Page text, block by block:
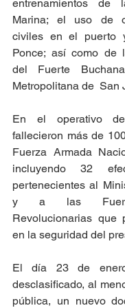
entrenamientos de
Marina; el uso de
civiles en el puerto
Ponce; así como de
del Fuerte
Metropolitana de  San
En el operativo
fallecieron más de
Fuerza Armada
incluyendo 32
pertenecientes al
y a las
Revolucionarias que
en la seguridad del
El día 23 de
desclasificado, al
pública, un nuevo